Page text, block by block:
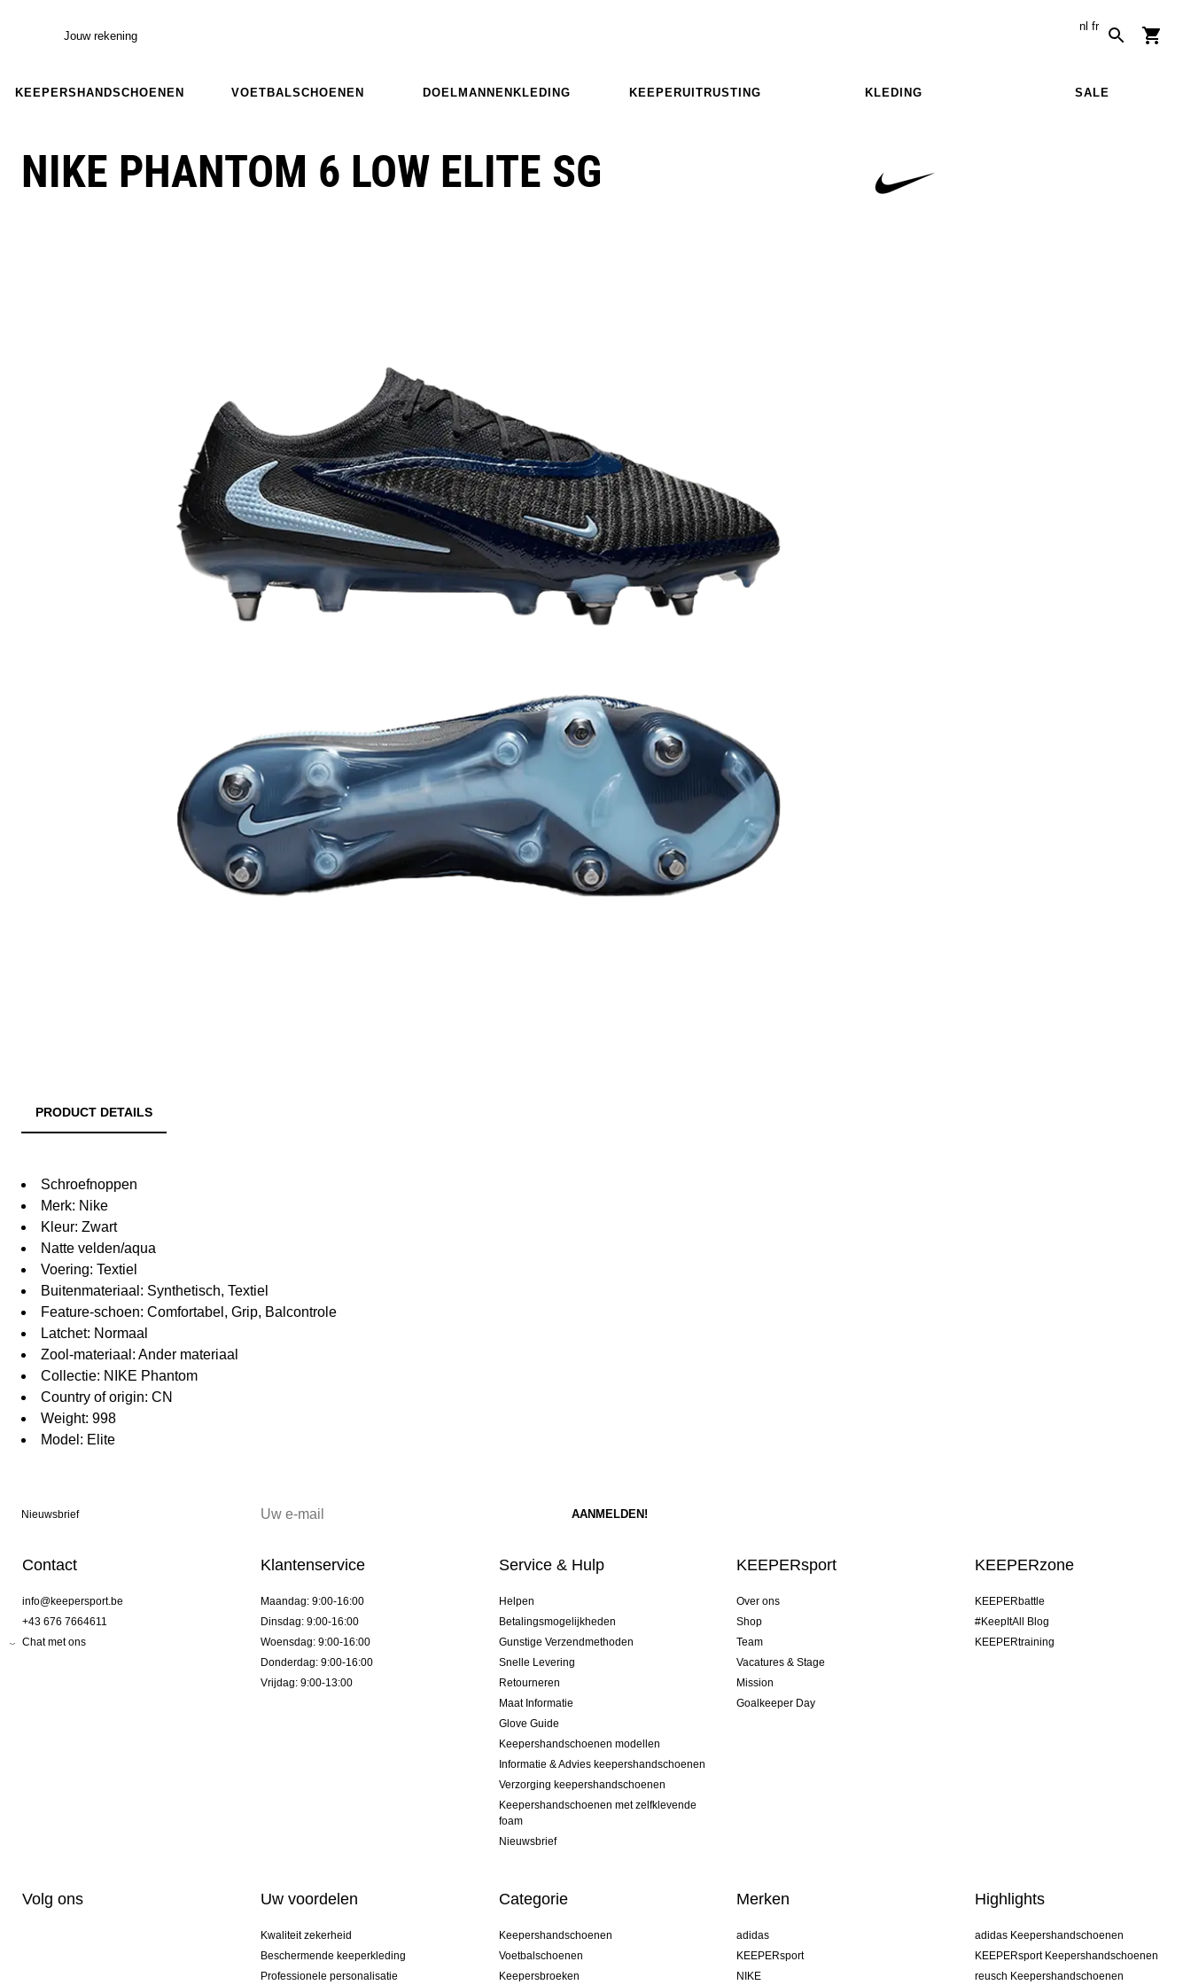
Jouw rekening
nl fr
KEEPERSHANDSCHOENEN VOETBALSCHOENEN DOELMANNENKLEDING KEEPERUITRUSTING KLEDING SALE
NIKE PHANTOM 6 LOW ELITE SG
PRODUCT DETAILS
Schroefnoppen
Merk: Nike
Kleur: Zwart
Natte velden/aqua
Voering: Textiel
Buitenmateriaal: Synthetisch, Textiel
Feature-schoen: Comfortabel, Grip, Balcontrole
Latchet: Normaal
Zool-materiaal: Ander materiaal
Collectie: NIKE Phantom
Country of origin: CN
Weight: 998
Model: Elite
Nieuwsbrief
Contact
info@keepersport.be
+43 676 7664611
Chat met ons
Klantenservice
Maandag: 9:00-16:00
Dinsdag: 9:00-16:00
Woensdag: 9:00-16:00
Donderdag: 9:00-16:00
Vrijdag: 9:00-13:00
Service & Hulp
Helpen
Betalingsmogelijkheden
Gunstige Verzendmethoden
Snelle Levering
Retourneren
Maat Informatie
Glove Guide
Keepershandschoenen modellen
Informatie & Advies keepershandschoenen
Verzorging keepershandschoenen
Keepershandschoenen met zelfklevende
foam
Nieuwsbrief
KEEPERsport
Over ons
Shop
Team
Vacatures & Stage
Mission
Goalkeeper Day
KEEPERzone
KEEPERbattle
#KeepItAll Blog
KEEPERtraining
Volg ons Uw voordelen
Kwaliteit zekerheid
Beschermende keeperkleding
Professionele personalisatie
Categorie
Keepershandschoenen
Voetbalschoenen
Keepersbroeken
Merken
adidas
KEEPERsport
NIKE
Highlights
adidas Keepershandschoenen
KEEPERsport Keepershandschoenen
reusch Keepershandschoenen